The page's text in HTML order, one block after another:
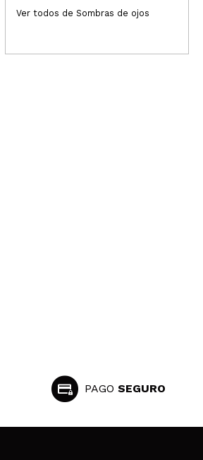
Ver todos de Sombras de ojos
PAGO SEGURO